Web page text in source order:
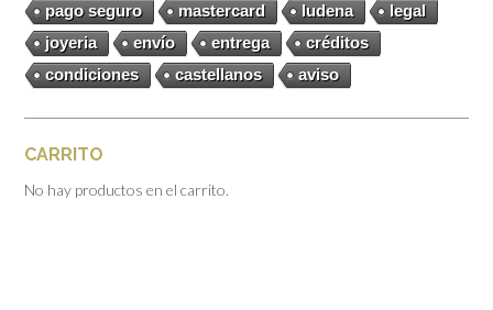
pago seguro
mastercard ludena
legal
joyeria
envío entrega
créditos
condiciones
castellanos aviso
CARRITO
No hay productos en el carrito.